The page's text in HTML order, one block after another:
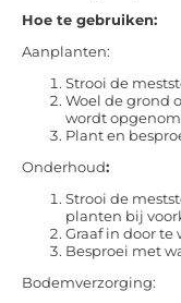
Hoe te gebruiken:
Aanplanten:
Strooi de
Woel de grond
wordt
Plant en
Onderhoud:
Strooi de
planten bij
Graaf in door te
Besproei met
Bodemverzorging: